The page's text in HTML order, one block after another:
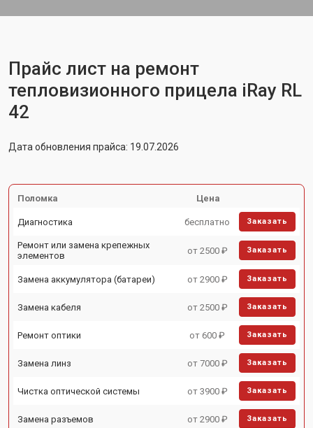
Прайс лист на ремонт
тепловизионного прицела iRay RL
42
Дата обновления прайса: 19.07.2026
Поломка Цена
Диагностика бесплатно Заказать
Ремонт или замена крепежных
элементов
от 2500 ₽ Заказать
Замена аккумулятора (батареи) от 2900 ₽ Заказать
Замена кабеля от 2500 ₽ Заказать
Ремонт оптики от 600 ₽ Заказать
Замена линз от 7000 ₽ Заказать
Чистка оптической системы от 3900 ₽ Заказать
Замена разъемов от 2900 ₽ Заказать